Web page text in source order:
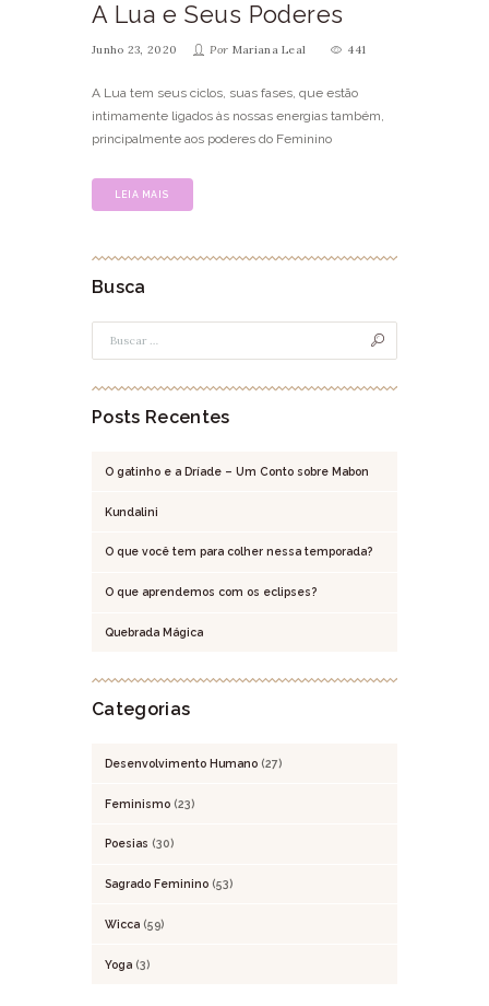
A Lua e Seus Poderes
Junho 23, 2020 Por Mariana Leal 441
A Lua tem seus ciclos, suas fases, que estão
intimamente ligados às nossas energias também,
principalmente aos poderes do Feminino
LEIA MAIS
Busca
Posts Recentes
O gatinho e a Dríade – Um Conto sobre Mabon
Kundalini
O que você tem para colher nessa temporada?
O que aprendemos com os eclipses?
Quebrada Mágica
Categorias
Desenvolvimento Humano(27)
Feminismo(23)
Poesias (30)
Sagrado Feminino(53)
Wicca(59)
Yoga(3)